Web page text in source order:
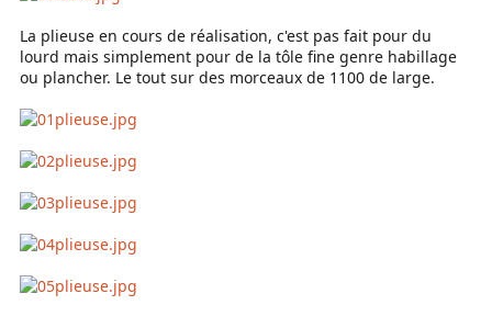
La plieuse en cours de réalisation, c'est pas fait pour du
lourd mais simplement pour de la tôle fine genre habillage
ou plancher. Le tout sur des morceaux de 1100 de large.